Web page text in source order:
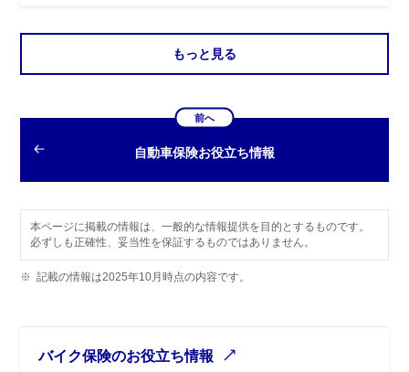
もっと見る
前へ
自動車保険お役立ち情報
本ページに掲載の情報は、一般的な情報提供を目的とするものです。
必ずしも正確性、妥当性を保証するものではありません。
※ 記載の情報は2025年10月時点の内容です。
バイク保険のお役立ち情報